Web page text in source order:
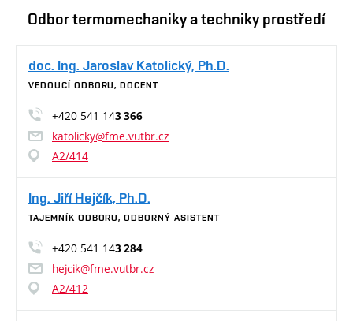
Odbor termomechaniky a techniky prostředí
doc. Ing. Jaroslav Katolický, Ph.D.
VEDOUCÍ ODBORU, DOCENT
+420 541 143 366
katolicky@fme.vutbr.cz
A2/414
Ing. Jiří Hejčík, Ph.D.
TAJEMNÍK ODBORU, ODBORNÝ ASISTENT
+420 541 143 284
hejcik@fme.vutbr.cz
A2/412